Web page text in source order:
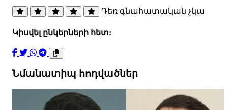
Դեռ գնահատական չկա
Կիսվել ընկերների հետ:
Նմանատիպ հոդվածներ